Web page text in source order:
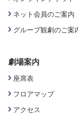
ネット会員のご案内
グループ観劇のご案
劇場案内
座席表
フロアマップ
アクセス